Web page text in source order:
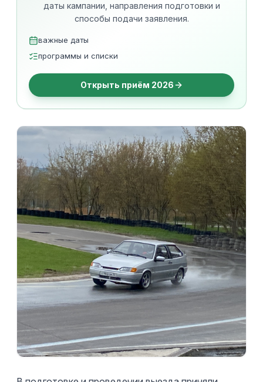
даты кампании, направления подготовки и
способы подачи заявления.
важные даты
программы и списки
Открыть приём 2026